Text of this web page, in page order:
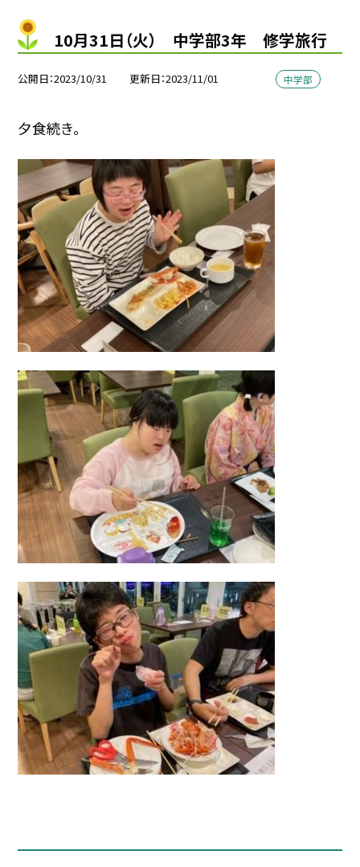
10月31日（火） 中学部3年 修学旅行
公開日 2023/10/31 更新日 2023/11/01 中学部
夕食続き。